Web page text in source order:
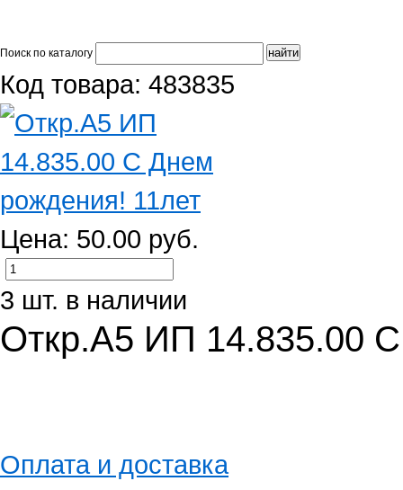
Поиск по каталогу
Код товара: 483835
Цена: 50.00 руб.
3 шт. в наличии
Откр.А5 ИП 14.835.00
Оплата и доставка